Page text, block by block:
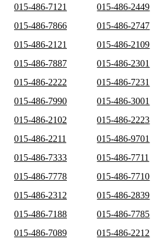
015-486-7121
015-486-2449
015-486-7866
015-486-2747
015-486-2121
015-486-2109
015-486-7887
015-486-2301
015-486-2222
015-486-7231
015-486-7990
015-486-3001
015-486-2102
015-486-2223
015-486-2211
015-486-9701
015-486-7333
015-486-7711
015-486-7778
015-486-7710
015-486-2312
015-486-2839
015-486-7188
015-486-7785
015-486-7089
015-486-2212